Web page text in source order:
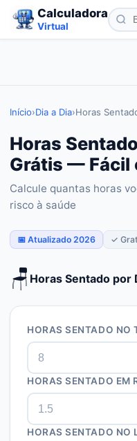
Calculadora
Virtual
Início›Dia a Dia›Horas
Horas
Grátis — Fácil
Calcule quantas horas
risco à saúde
📅 Atualizado 2026 ✓
🪑 Horas Sentado por
HORAS SENTADO NO
HORAS SENTADO EM
HORAS SENTADO NO